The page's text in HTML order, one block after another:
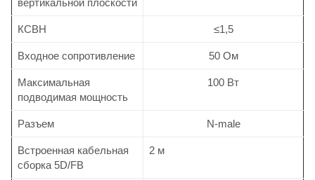
вертикальной плоскости
КСВН ≤1,5
Входное сопротивление 50 Ом
Максимальная
подводимая мощность
100 Вт
Разъем N-male
Встроенная кабельная
сборка 5D/FB
2 м